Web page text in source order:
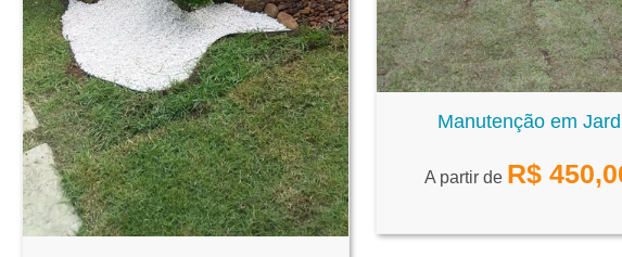
Manutenção em
A partir de R$